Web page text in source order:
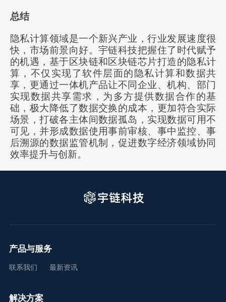
总结
隐私计算领域是一个新兴产业，行业发展速度很
快，市场前景向好。宇链科技把握住了时代赋予
的机遇，基于区块链和区块链芯片打造的隐私计
算，不仅实现了软件层面的隐私计算和数据共
享，更通过一体机产品让不同企业、机构、部门
实现数据共享需求，为多方提供数据合作的基
础，极大降低了数据交换的成本，更加符合实际
场景，打破各主体间数据孤岛，实现数据可用不
可见，并形成数据使用事前审核、事中监控、事
后溯源的数据监管机制，促进数字经济领域协同
效率提升与创新。
产品与服务
联系我们 最新资讯
解决方案